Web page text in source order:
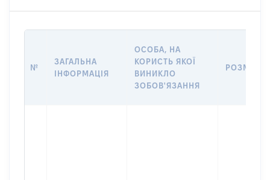
№
ЗАГАЛЬНА
ІНФОРМАЦІЯ
ОСОБА, НА
КОРИСТЬ ЯКОЇ
ВИНИКЛО
ЗОБОВ'ЯЗАННЯ
РОЗМІР